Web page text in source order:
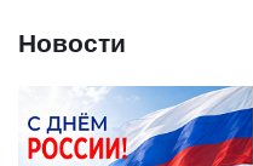
Новости